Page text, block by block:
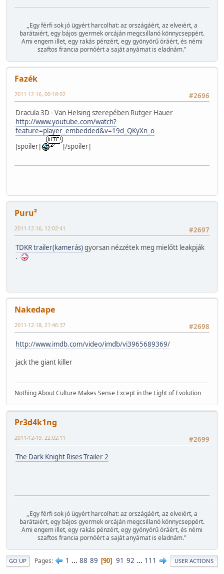
,,Egy férfi sok jó ügyért harcolhat: az országáért, az elveiért, a
barátaiért, egy bájos gyermek orcáján megcsillanó könnycseppért.
Ami engem illet, egy rakás pénzért, egy gyönyörű óráért, és némi
szaftos francia pornóért a saját anyámat is eladnám."
Fazék
#2696
2011-12-16, 00:18:02
Dracula 3D - Van Helsing szerepében Rutger Hauer
http://www.youtube.com/watch?
feature=player_embedded&v=19d_QKyXn_o
[spoiler]
[/spoiler]
Puru²
#2697
2011-12-16, 12:02:41
TDKR trailer(kamerás)gyorsan nézzétek meg mielőtt leakpják
.
Nakedape
#2698
2011-12-18, 21:46:37
http://www.imdb.com/video/imdb/vi3965689369/
jack the giant killer
Nothing About Culture Makes Sense Except in the Light of Evolution
Pr3d4k1ng
#2699
2011-12-19, 22:02:11
The Dark Knight Rises Trailer 2
,,Egy férfi sok jó ügyért harcolhat: az országáért, az elveiért, a
barátaiért, egy bájos gyermek orcáján megcsillanó könnycseppért.
Ami engem illet, egy rakás pénzért, egy gyönyörű óráért, és némi
szaftos francia pornóért a saját anyámat is eladnám."
GO UP Pages 1 ... 88 89 90 91 92 ... 111 USER ACTIONS